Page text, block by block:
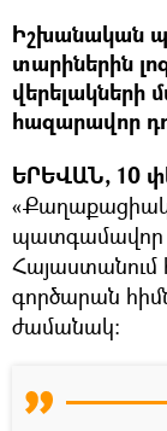
Իշխանական
տարիներին
վերելակների
հազարավոր
ԵՐԵՎԱՆ, 10
պատգամավոր
Հայաստանում
գործարան
ժամանակ։